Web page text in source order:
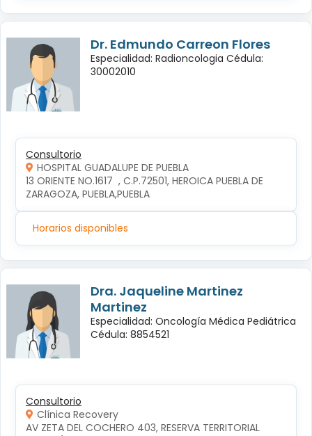
Dr. Edmundo Carreon Flores
Especialidad: Radioncologia Cédula:
30002010
Consultorio
HOSPITAL GUADALUPE DE PUEBLA
13 ORIENTE NO.1617  , C.P.72501, HEROICA PUEBLA DE
ZARAGOZA, PUEBLA,PUEBLA
Horarios disponibles
Dra. Jaqueline Martinez
Martinez
Especialidad: Oncología Médica Pediátrica
Cédula: 8854521
Consultorio
Clínica Recovery
AV ZETA DEL COCHERO 403, RESERVA TERRITORIAL